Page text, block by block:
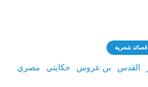
قصائد شعرية
القدس بن عروس حكايتي مصري